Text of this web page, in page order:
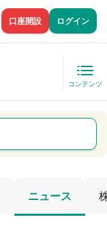
口座開設 ログイン
コンテンツ
ニュース